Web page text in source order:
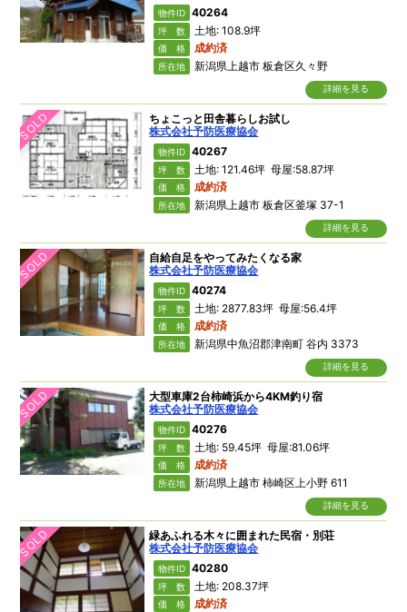
物件ID 40264
坪 数 土地: 108.9坪
価 格 成約済
所在地 新潟県上越市 板倉区久々野
詳細を見る
SOLD
ちょこっと田舎暮らしお試し
株式会社予防医療協会
物件ID 40267
坪 数 土地: 121.46坪 母屋:58.87坪
価 格 成約済
所在地 新潟県上越市 板倉区釜塚 37-1
詳細を見る
SOLD
自給自足をやってみたくなる家
株式会社予防医療協会
物件ID 40274
坪 数 土地: 2877.83坪 母屋:56.4坪
価 格 成約済
所在地 新潟県中魚沼郡津南町 谷内 3373
詳細を見る
SOLD
大型車庫2台柿崎浜から4KM釣り宿
株式会社予防医療協会
物件ID 40276
坪 数 土地: 59.45坪 母屋:81.06坪
価 格 成約済
所在地 新潟県上越市 柿崎区上小野 611
詳細を見る
SOLD
緑あふれる木々に囲まれた民宿・別荘
株式会社予防医療協会
物件ID 40280
坪 数 土地: 208.37坪
価 格 成約済